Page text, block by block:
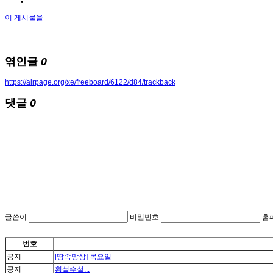
이 게시물을
엮인글 0
https://airpage.org/xe/freeboard/6122/d84/trackback
댓글 0
글쓴이 비밀번호
홈
번호
공지
[땅속망상] 목요일
공지
횡설수설...